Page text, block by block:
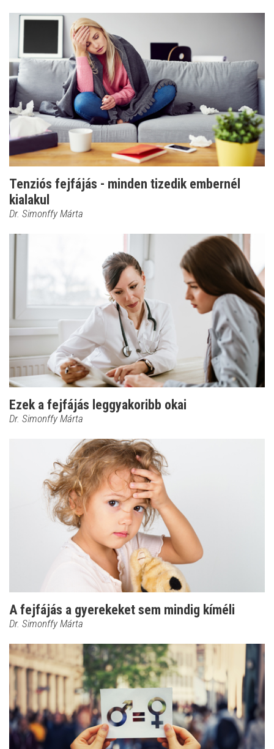
Tenziós fejfájás - minden tizedik embernél
kialakul
Dr. Simonffy Márta
Ezek a fejfájás leggyakoribb okai
Dr. Simonffy Márta
A fejfájás a gyerekeket sem mindig kíméli
Dr. Simonffy Márta